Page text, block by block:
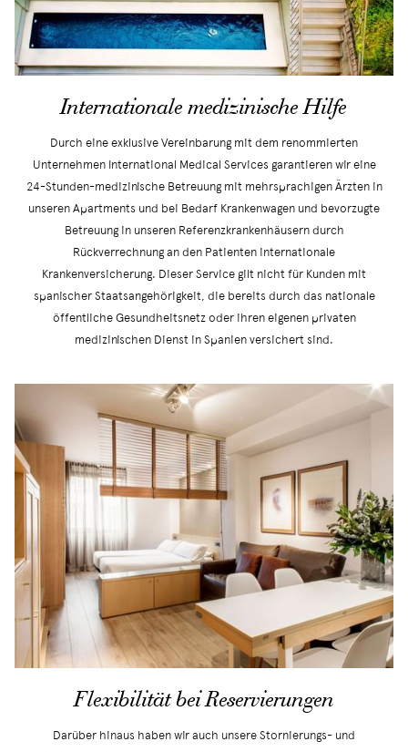
Internationale medizinische Hilfe
Durch eine exklusive Vereinbarung mit dem renommierten
Unternehmen International Medical Services garantieren wir eine
24-Stunden-medizinische Betreuung mit mehrsprachigen Ärzten in
unseren Apartments und bei Bedarf Krankenwagen und bevorzugte
Betreuung in unseren Referenzkrankenhäusern durch
Rückverrechnung an den Patienten internationale
Krankenversicherung. Dieser Service gilt nicht für Kunden mit
spanischer Staatsangehörigkeit, die bereits durch das nationale
öffentliche Gesundheitsnetz oder ihren eigenen privaten
medizinischen Dienst in Spanien versichert sind.
Flexibilität bei Reservierungen
Darüber hinaus haben wir auch unsere Stornierungs- und